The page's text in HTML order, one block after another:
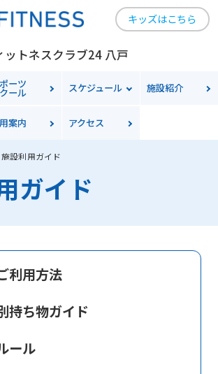
キッズはこちら
ットネスクラブ24 八戸
ーツ
ール スケジュール 施設紹介
案内 アクセス
施設利用ガイド
ガイド
利用方法
持ち物ガイド
ール